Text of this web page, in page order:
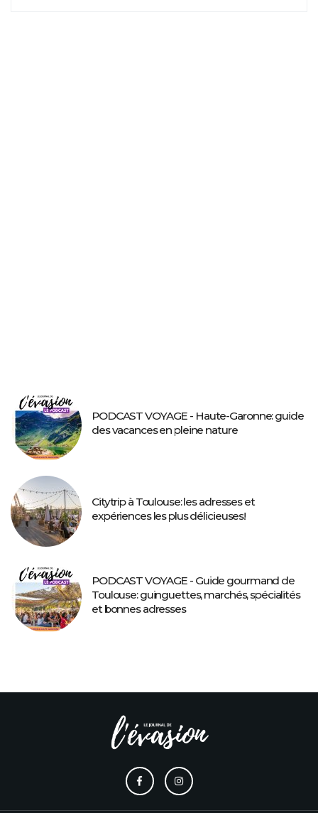
PODCAST VOYAGE - Haute-Garonne: guide
des vacances en pleine nature
Citytrip à Toulouse: les adresses et
expériences les plus délicieuses!
PODCAST VOYAGE - Guide gourmand de
Toulouse: guinguettes, marchés, spécialités
et bonnes adresses